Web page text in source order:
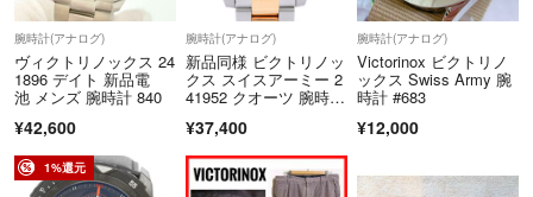
す。】
※営業時間外の質問やお問合せには、翌営業日以降にご連絡致します。
▼特商法 https://fril.jp/ts/official/law/okm/
▼返品特約https://fril.jp/ts/official/law/okm/#return_policy
----------------------------------------------------
・販売場の名称および所在地 株式会社オカモト リユース事業統
括本部
腕時計(アナログ)
ヴィクトリノックス 24
1896 デイト 新品電
池 メンズ 腕時計 840
¥42,600
腕時計(アナログ)
新品同様 ビクトリノッ
クス スイスアーミー 2
41952 クオーツ 腕時
盤 1447【中古】Victori
nox メンズ
¥37,400
腕時計(アナログ)
Victorinox ビクトリノ
ックス Swiss Army 腕
時計 #683
¥12,000
1%還元